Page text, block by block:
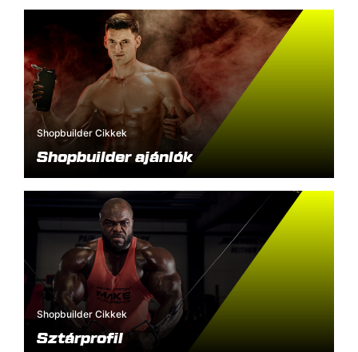
Shopbuilder Cikkek
Shopbuilder ajánlók
Shopbuilder Cikkek
Sztárprofil